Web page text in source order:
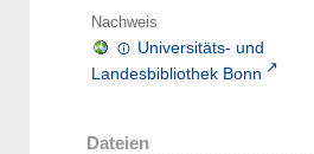
Nachweis
Universitäts- und
Landesbibliothek Bonn
Dateien